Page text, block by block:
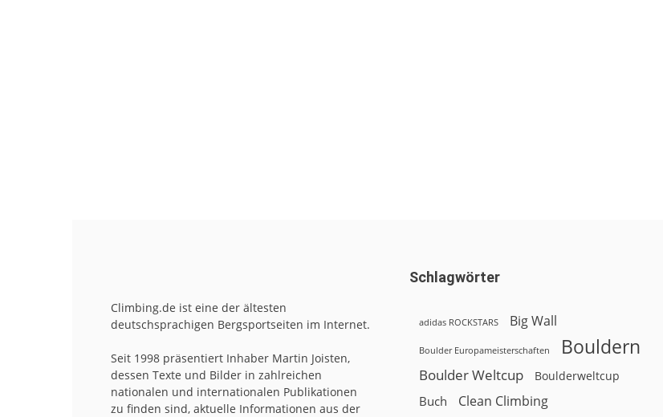
Climbing.de ist eine der ältesten
deutschsprachigen Bergsportseiten im Internet.
Seit 1998 präsentiert Inhaber Martin Joisten,
dessen Texte und Bilder in zahlreichen
nationalen und internationalen Publikationen
zu finden sind, aktuelle Informationen aus der
Schlagwörter
adidas ROCKSTARS Big Wall
Boulder Europameisterschaften Bouldern
Boulder Weltcup Boulderweltcup
Buch Clean Climbing